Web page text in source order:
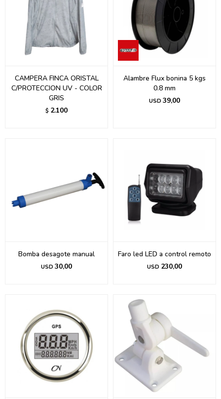
CAMPERA FINCA ORISTAL
C/PROTECCION UV - COLOR
GRIS
$ 2.100
Alambre Flux bonina 5 kgs
0.8 mm
USD 39,00
Bomba desagote manual
USD 30,00
Faro led LED a control remoto
USD 230,00